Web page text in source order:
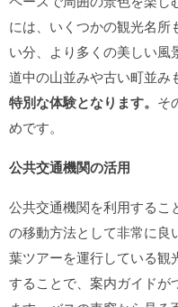
には、いくつかの観光名所
い分、より多くの美しい風
道中の山並みや古い町並み
特別な体験となります。 そ
めです。
公共交通機関の活用
公共交通機関を利用するこ
の移動方法として非常に良
葉ツアーを運行している観
することで、案内ガイドが